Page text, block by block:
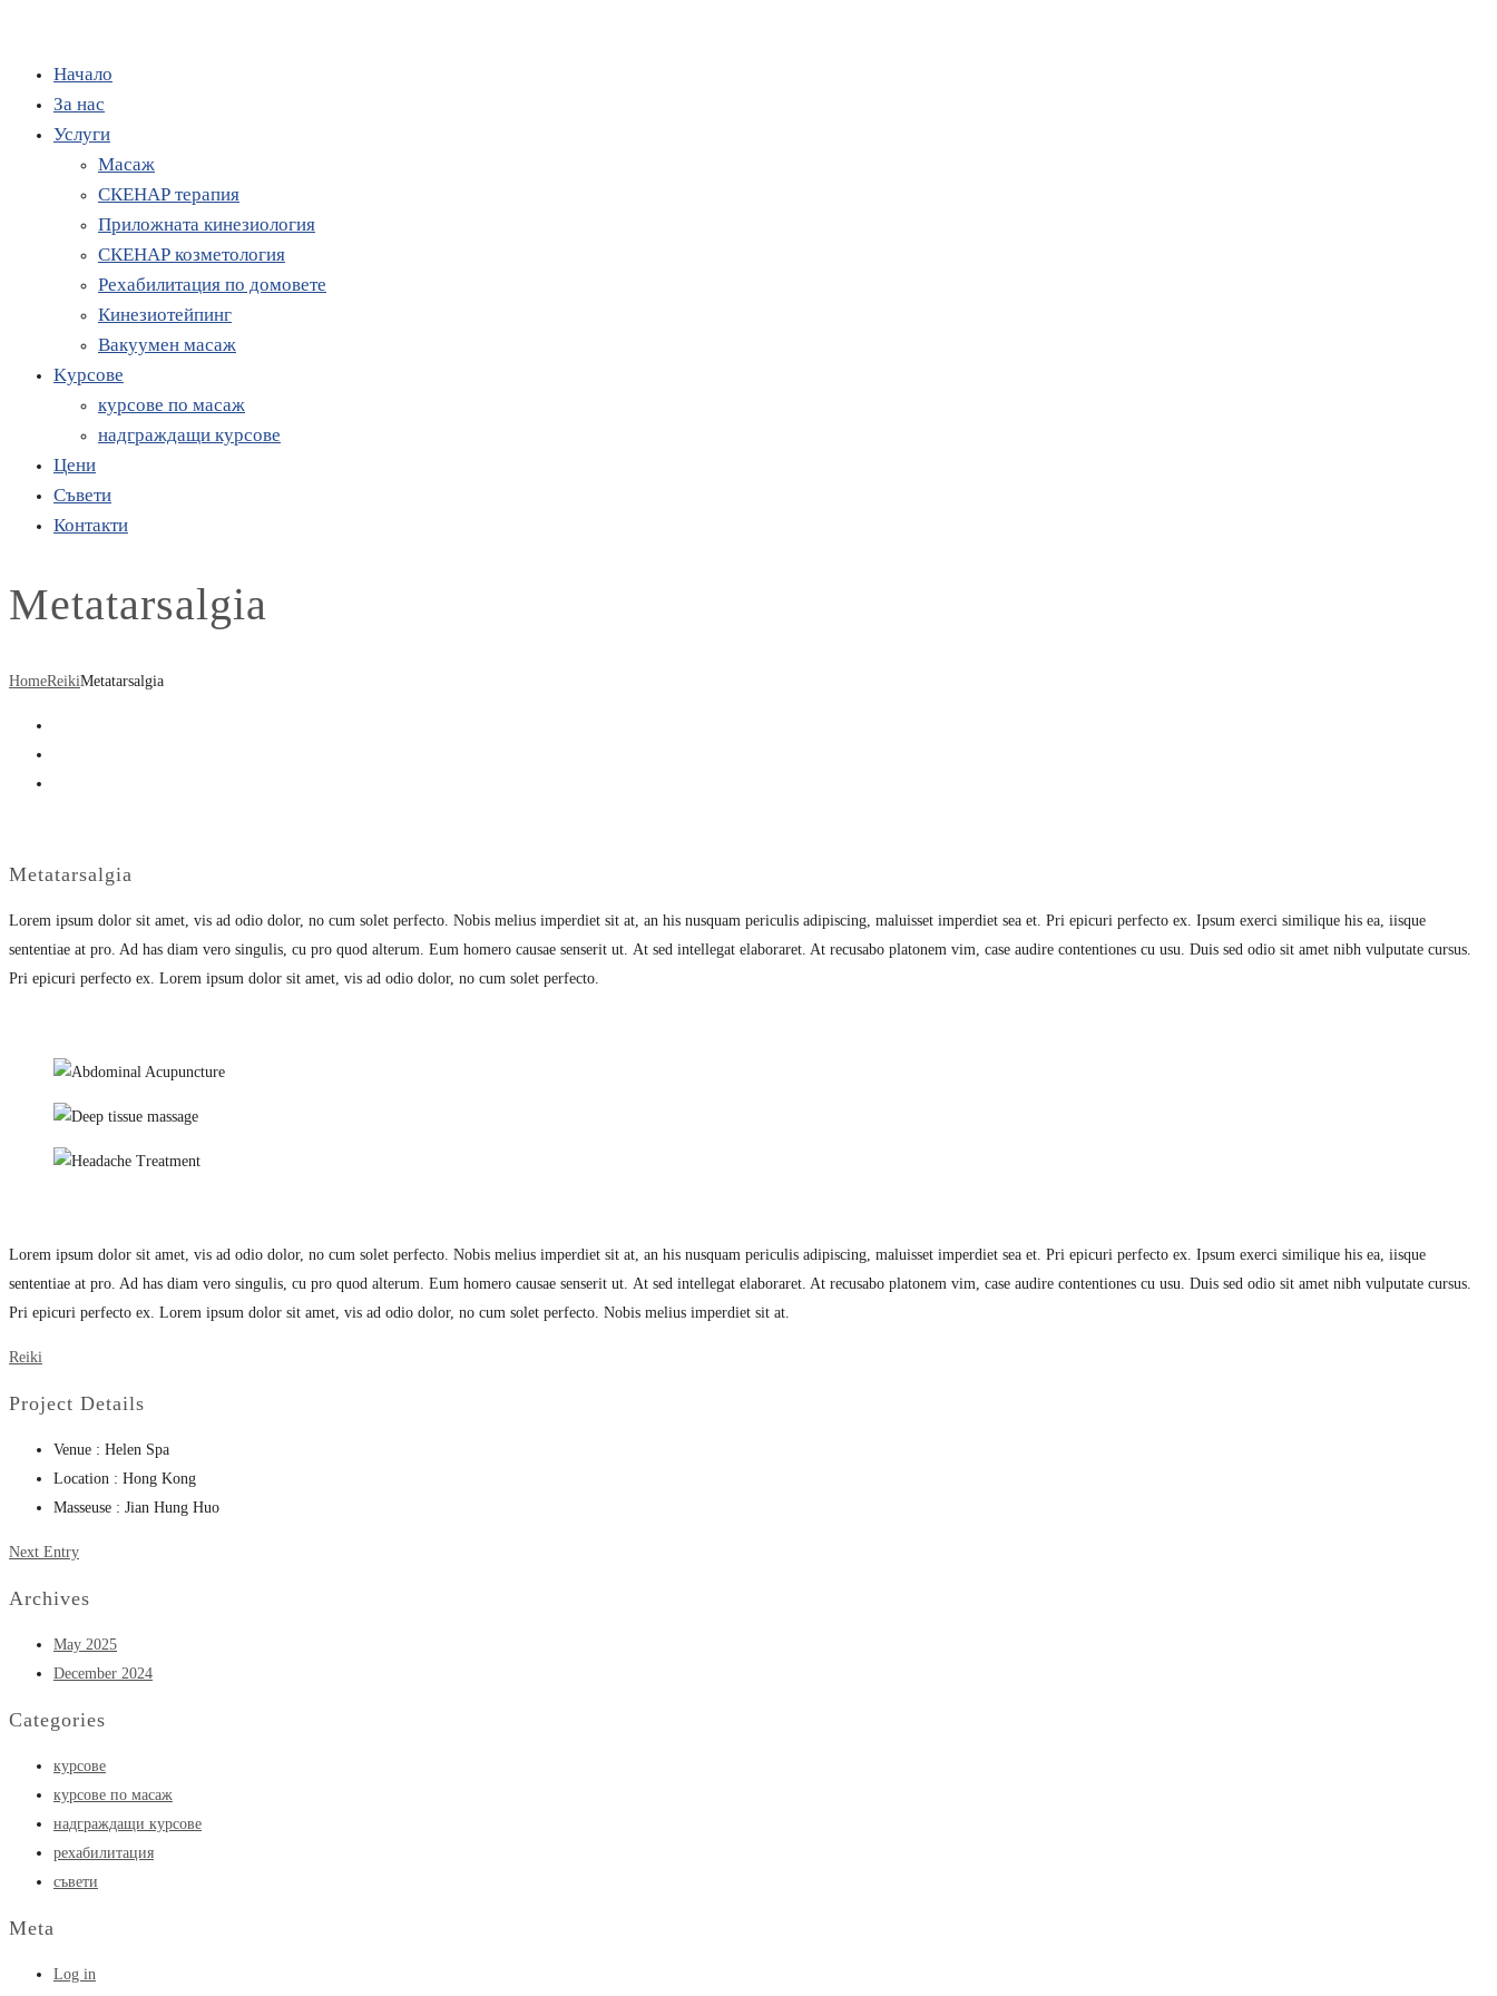
Начало
За нас
Услуги
Масаж
СКЕНАР терапия
Приложната кинезиология
СКЕНАР козметология
Рехабилитация по домовете
Кинезиотейпинг
Вакуумен масаж
Kурсове
курсове по масаж
надграждащи курсове
Цени
Съвети
Контакти
Metatarsalgia
HomeReikiMetatarsalgia
Metatarsalgia
Lorem ipsum dolor sit amet, vis ad odio dolor, no cum solet perfecto. Nobis melius imperdiet sit at, an his nusquam periculis adipiscing, maluisset imperdiet sea et. Pri epicuri perfecto ex. Ipsum exerci similique his ea, iisque
sententiae at pro. Ad has diam vero singulis, cu pro quod alterum. Eum homero causae senserit ut. At sed intellegat elaboraret. At recusabo platonem vim, case audire contentiones cu usu. Duis sed odio sit amet nibh vulputate cursus.
Pri epicuri perfecto ex. Lorem ipsum dolor sit amet, vis ad odio dolor, no cum solet perfecto.
Lorem ipsum dolor sit amet, vis ad odio dolor, no cum solet perfecto. Nobis melius imperdiet sit at, an his nusquam periculis adipiscing, maluisset imperdiet sea et. Pri epicuri perfecto ex. Ipsum exerci similique his ea, iisque
sententiae at pro. Ad has diam vero singulis, cu pro quod alterum. Eum homero causae senserit ut. At sed intellegat elaboraret. At recusabo platonem vim, case audire contentiones cu usu. Duis sed odio sit amet nibh vulputate cursus.
Pri epicuri perfecto ex. Lorem ipsum dolor sit amet, vis ad odio dolor, no cum solet perfecto. Nobis melius imperdiet sit at.
Reiki
Project Details
Venue : Helen Spa
Location : Hong Kong
Masseuse : Jian Hung Huo
Next Entry
Archives
May 2025
December 2024
Categories
курсове
курсове по масаж
надграждащи курсове
рехабилитация
съвети
Meta
Log in